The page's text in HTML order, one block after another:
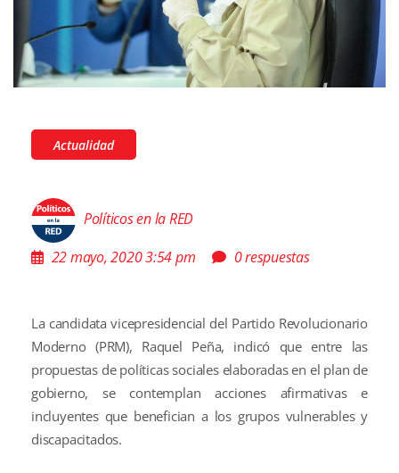
Actualidad
Políticos en la RED
22 mayo, 2020 3:54 pm
0 respuestas
La candidata vicepresidencial del Partido Revolucionario
Moderno (PRM), Raquel Peña, indicó que entre las
propuestas de políticas sociales elaboradas en el plan de
gobierno, se contemplan acciones afirmativas e
incluyentes que benefician a los grupos vulnerables y
discapacitados.